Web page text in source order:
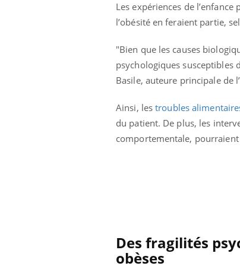
Les expériences de
l’obésité en feraient partie,
"Bien que les causes
psychologiques susceptibles
Basile, auteure principale de
Ainsi, lestroubles
du patient. De plus, les
comportementale,
Des fragilités
obèses
La sieste empêche-t-elle
de dormir la nuit ?
VIH : la fin du comprimé
tous les jours se
elle enfin ?